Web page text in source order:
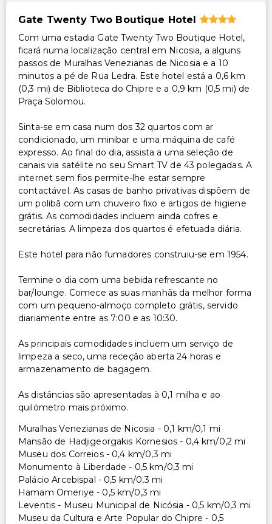
Gate Twenty Two Boutique Hotel
Com uma estadia Gate Twenty Two Boutique Hotel,
ficará numa localização central em Nicosia, a alguns
passos de Muralhas Venezianas de Nicosia e a 10
minutos a pé de Rua Ledra. Este hotel está a 0,6 km
(0,3 mi) de Biblioteca do Chipre e a 0,9 km (0,5 mi) de
Praça Solomou.
Sinta-se em casa num dos 32 quartos com ar
condicionado, um minibar e uma máquina de café
expresso. Ao final do dia, assista a uma seleção de
canais via satélite no seu Smart TV de 43 polegadas. A
internet sem fios permite-lhe estar sempre
contactável. As casas de banho privativas dispõem de
um polibã com um chuveiro fixo e artigos de higiene
grátis. As comodidades incluem ainda cofres e
secretárias. A limpeza dos quartos é efetuada diária.
Este hotel para não fumadores construiu-se em 1954.
Termine o dia com uma bebida refrescante no
bar/lounge. Comece as suas manhãs da melhor forma
com um pequeno-almoço completo grátis, servido
diariamente entre as 7:00 e as 10:30.
As principais comodidades incluem um serviço de
limpeza a seco, uma receção aberta 24 horas e
armazenamento de bagagem.
As distâncias são apresentadas à 0,1 milha e ao
quilómetro mais próximo.
Muralhas Venezianas de Nicosia - 0,1 km/0,1 mi
Mansão de Hadjigeorgakis Kornesios - 0,4 km/0,2 mi
Museu dos Correios - 0,4 km/0,3 mi
Monumento à Liberdade - 0,5 km/0,3 mi
Palácio Arcebispal - 0,5 km/0,3 mi
Hamam Omeriye - 0,5 km/0,3 mi
Leventis - Museu Municipal de Nicósia - 0,5 km/0,3 mi
Museu da Cultura e Arte Popular do Chipre - 0,5